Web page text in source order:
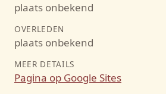
plaats onbekend
OVERLEDEN
plaats onbekend
MEER DETAILS
Pagina op Google Sites